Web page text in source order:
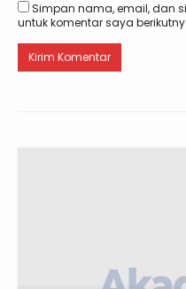
Simpan nama, email, dan
untuk komentar saya